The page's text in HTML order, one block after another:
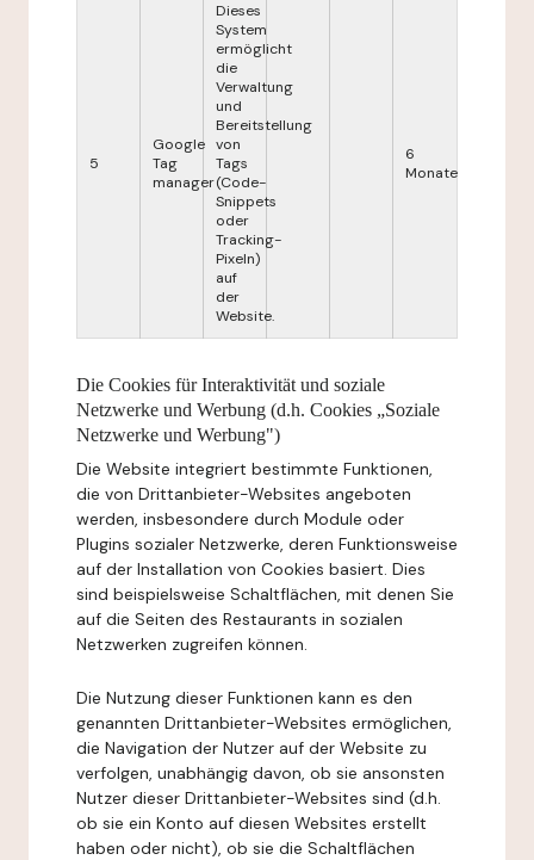
5
Google
Tag
manager
Dieses
System
ermöglicht
die
Verwaltung
und
Bereitstellung
von
Tags
(Code-
Snippets
oder
Tracking-
Pixeln)
auf
der
Website.
6
Monate
Die Cookies für Interaktivität und soziale
Netzwerke und Werbung (d.h. Cookies „Soziale
Netzwerke und Werbung")
Die Website integriert bestimmte Funktionen,
die von Drittanbieter-Websites angeboten
werden, insbesondere durch Module oder
Plugins sozialer Netzwerke, deren Funktionsweise
auf der Installation von Cookies basiert. Dies
sind beispielsweise Schaltflächen, mit denen Sie
auf die Seiten des Restaurants in sozialen
Netzwerken zugreifen können.
Die Nutzung dieser Funktionen kann es den
genannten Drittanbieter-Websites ermöglichen,
die Navigation der Nutzer auf der Website zu
verfolgen, unabhängig davon, ob sie ansonsten
Nutzer dieser Drittanbieter-Websites sind (d.h.
ob sie ein Konto auf diesen Websites erstellt
haben oder nicht), ob sie die Schaltflächen